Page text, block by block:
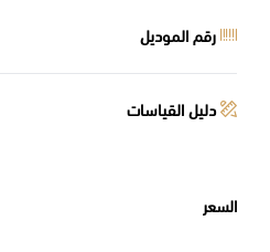
رقم الموديل
دليل القياسات
السعر